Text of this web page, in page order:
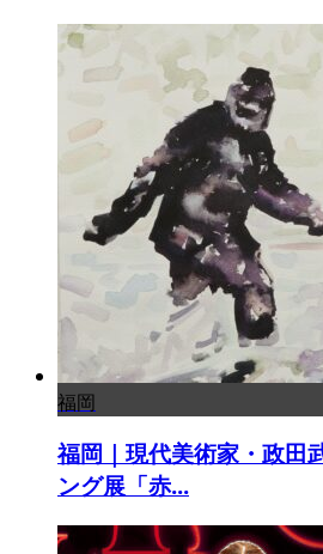
福岡
福岡｜現代美術家・政田
ング展「赤...